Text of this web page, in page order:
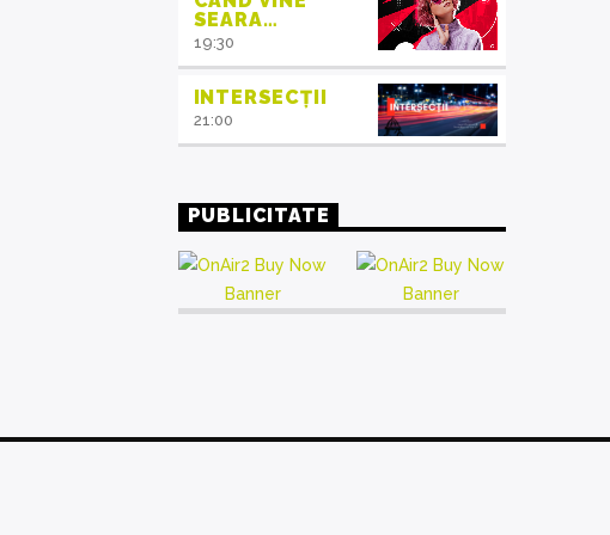
SEARA…
19:30
INTERSECȚII
21:00
PUBLICITATE